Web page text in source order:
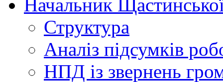
Начальник
Структура
Аналіз підсумків
НПД із звернень